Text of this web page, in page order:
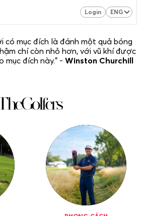
Login
có mục đích là đánh một quả bóng
chí còn nhỏ hơn, với vũ khí được
mục đích này." - Winston Churchill